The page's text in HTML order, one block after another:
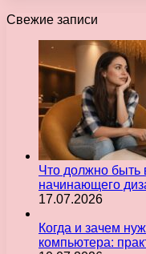
Свежие записи
Что должно быть
начинающего
17.07.2026
Когда и зачем
компьютера: